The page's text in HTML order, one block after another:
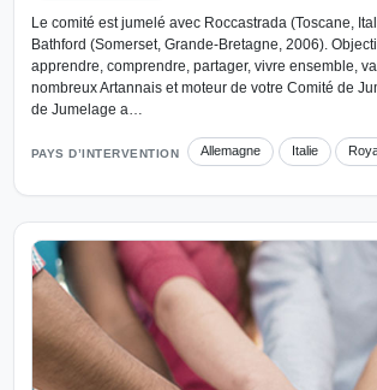
Le comité est jumelé avec Roccastrada (Toscane,
Bathford (Somerset, Grande-Bretagne, 2006).
apprendre, comprendre, partager, vivre ensemble,
nombreux Artannais et moteur de votre Comité de
de Jumelage a…
PAYS D’INTERVENTION Allemagne Italie